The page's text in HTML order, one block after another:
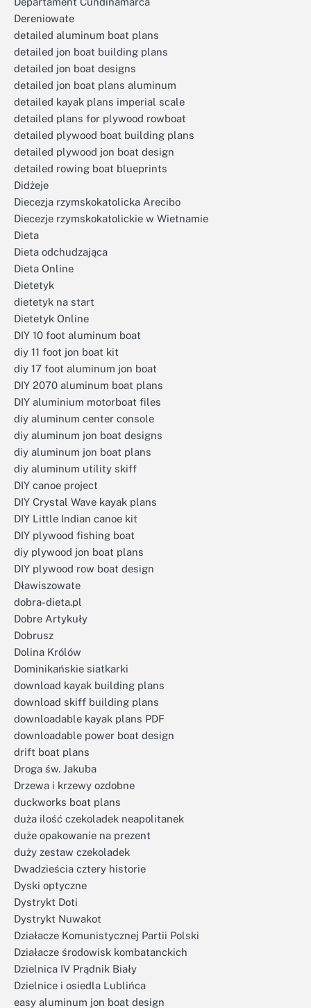
Dereniowate
detailed aluminum boat plans
detailed jon boat building plans
detailed jon boat designs
detailed jon boat plans aluminum
detailed kayak plans imperial scale
detailed plans for plywood rowboat
detailed plywood boat building plans
detailed plywood jon boat design
detailed rowing boat blueprints
Didżeje
Diecezja rzymskokatolicka Arecibo
Diecezje rzymskokatolickie w Wietnamie
Dieta
Dieta odchudzająca
Dieta Online
Dietetyk
dietetyk na start
Dietetyk Online
DIY 10 foot aluminum boat
diy 11 foot jon boat kit
diy 17 foot aluminum jon boat
DIY 2070 aluminum boat plans
DIY aluminium motorboat files
diy aluminum center console
diy aluminum jon boat designs
diy aluminum jon boat plans
diy aluminum utility skiff
DIY canoe project
DIY Crystal Wave kayak plans
DIY Little Indian canoe kit
DIY plywood fishing boat
diy plywood jon boat plans
DIY plywood row boat design
Dławiszowate
dobra-dieta.pl
Dobre Artykuły
Dobrusz
Dolina Królów
Dominikańskie siatkarki
download kayak building plans
download skiff building plans
downloadable kayak plans PDF
downloadable power boat design
drift boat plans
Droga św. Jakuba
Drzewa i krzewy ozdobne
duckworks boat plans
duża ilość czekoladek neapolitanek
duże opakowanie na prezent
duży zestaw czekoladek
Dwadzieścia cztery historie
Dyski optyczne
Dystrykt Doti
Dystrykt Nuwakot
Działacze Komunistycznej Partii Polski
Działacze środowisk kombatanckich
Dzielnica IV Prądnik Biały
Dzielnice i osiedla Lublińca
easy aluminum jon boat design